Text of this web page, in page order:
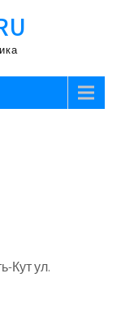
Кут ул.